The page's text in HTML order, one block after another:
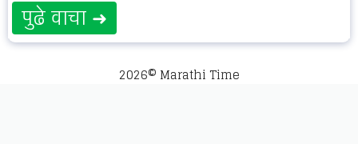
पुढे वाचा ➜
2026© Marathi Time